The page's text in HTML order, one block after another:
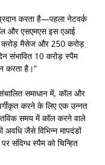
करता है—पहला नेटवर्क
और एसएमएस इस एआई
करोड़ मैसेज और 250 करोड़
संभावित 10 करोड़ स्पैम
करता है।”
समाधान में, कॉल और
करने के लिए एक उन्नत
समय में कॉल करने वाले
जैसे विभिन्न मापदंडों
संदिग्ध स्पैम को चिन्हित